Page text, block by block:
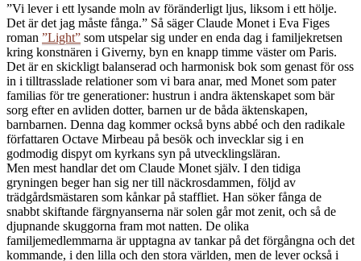
”Vi lever i ett lysande moln av föränderligt ljus, liksom i ett hölje.
Det är det jag måste fånga.” Så säger Claude Monet i Eva Figes
roman ”Light” som utspelar sig under en enda dag i familjekretsen
kring konstnären i Giverny, byn en knapp timme väster om Paris.
Det är en skickligt balanserad och harmonisk bok som genast för oss
in i tilltrasslade relationer som vi bara anar, med Monet som pater
familias för tre generationer: hustrun i andra äktenskapet som bär
sorg efter en avliden dotter, barnen ur de båda äktenskapen,
barnbarnen. Denna dag kommer också byns abbé och den radikale
författaren Octave Mirbeau på besök och invecklar sig i en
godmodig dispyt om kyrkans syn på utvecklingsläran.
Men mest handlar det om Claude Monet själv. I den tidiga
gryningen beger han sig ner till näckrosdammen, följd av
trädgårdsmästaren som kånkar på staffliet. Han söker fånga de
snabbt skiftande färgnyanserna när solen går mot zenit, och så de
djupnande skuggorna fram mot natten. De olika
familjemedlemmarna är upptagna av tankar på det förgångna och det
kommande, i den lilla och den stora världen, men de lever också i